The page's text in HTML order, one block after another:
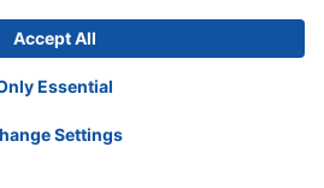
Declaración de
GmbH. All rights